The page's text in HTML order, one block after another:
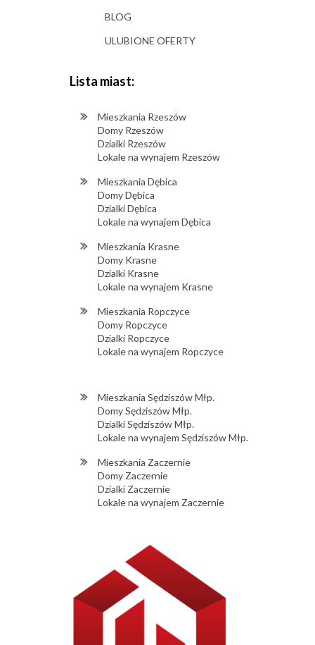
BLOG
ULUBIONE OFERTY
Lista miast:
Mieszkania Rzeszów
Domy Rzeszów
Dzialki Rzeszów
Lokale na wynajem Rzeszów
Mieszkania Dębica
Domy Dębica
Dzialki Dębica
Lokale na wynajem Dębica
Mieszkania Krasne
Domy Krasne
Dzialki Krasne
Lokale na wynajem Krasne
Mieszkania Ropczyce
Domy Ropczyce
Dzialki Ropczyce
Lokale na wynajem Ropczyce
Mieszkania Sędziszów Młp.
Domy Sędziszów Młp.
Dzialki Sędziszów Młp.
Lokale na wynajem Sędziszów Młp.
Mieszkania Zaczernie
Domy Zaczernie
Dzialki Zaczernie
Lokale na wynajem Zaczernie